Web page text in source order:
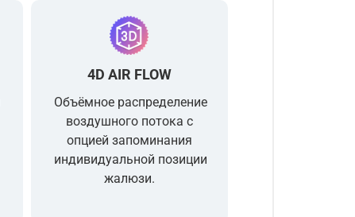
4D AIR FLOW
Объёмное распределение
воздушного потока с
опцией запоминания
индивидуальной позиции
жалюзи.